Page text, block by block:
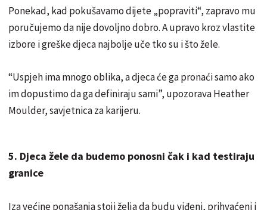
Ponekad, kad pokušavamo dijete „popraviti“, zapravo mu
poručujemo da nije dovoljno dobro. A upravo kroz vlastite
izbore i greške djeca najbolje uče tko su i što žele.
“Uspjeh ima mnogo oblika, a djeca će ga pronaći samo ako
im dopustimo da ga definiraju sami”, upozorava Heather
Moulder, savjetnica za karijeru.
5. Djeca žele da budemo ponosni čak i kad testiraju
granice
Iza većine ponašanja stoji želja da budu viđeni, prihvaćeni i